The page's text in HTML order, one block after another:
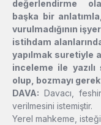
değerlendirme
başka bir
vurulmadığının
istihdam
yapılmak suretiyle
inceleme ile
olup, bozmayı
DAVA: Davacı,
verilmesini istemiştir.
Yerel mahkeme, isteği